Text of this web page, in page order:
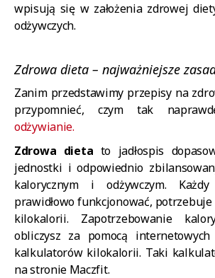
wpisują się w założenia zdrowej
odżywczych.
Zdrowa dieta – najważniejsze
Zanim przedstawimy przepisy na
przypomnieć, czym tak
odżywianie.
Zdrowa dieta to jadłospis
jednostki i odpowiednio
kalorycznym i odżywczym.
prawidłowo funkcjonować,
kilokalorii. Zapotrzebowanie
obliczysz za pomocą
kalkulatorów kilokalorii. Taki
na stronie Maczfit.